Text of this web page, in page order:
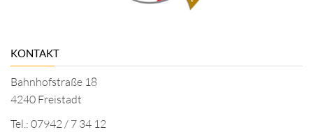
KONTAKT
Bahnhofstraße 18
4240 Freistadt
Tel.: 07942 / 7 34 12